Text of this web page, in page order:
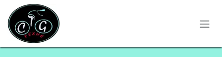
Se rendre au contenu